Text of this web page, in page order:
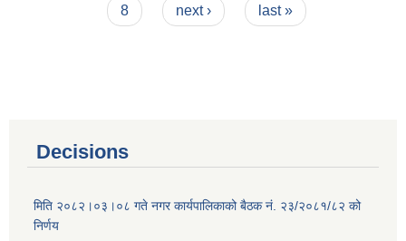
8
next › last »
Decisions
मिति २०८२।०३।०८ गते नगर कार्यपालिकाको बैठक नं. २३/२०८१/८२ को
निर्णय